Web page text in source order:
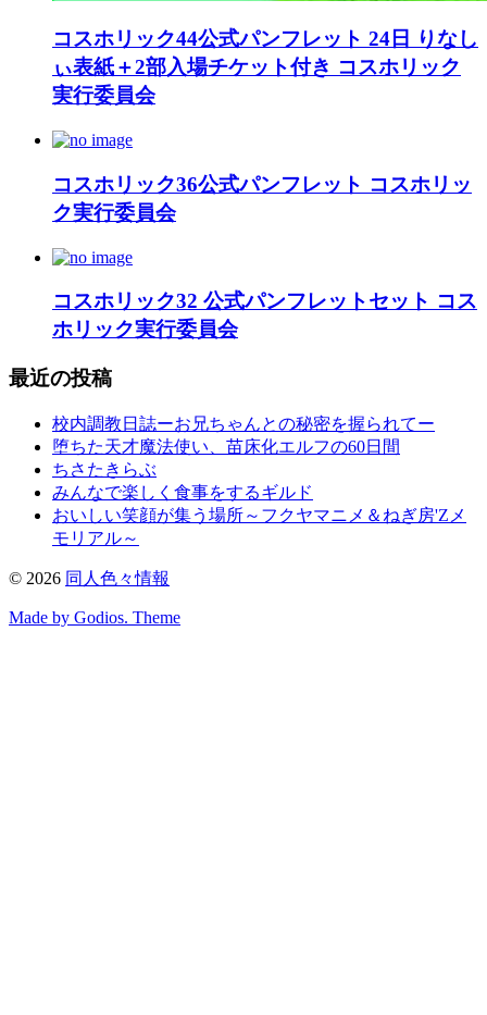
コスホリック44公式パンフレット 24日 りなし
ぃ表紙＋2部入場チケット付き コスホリック
実行委員会
コスホリック36公式パンフレット コスホリッ
ク実行委員会
コスホリック32 公式パンフレットセット コス
ホリック実行委員会
最近の投稿
校内調教日誌ーお兄ちゃんとの秘密を握られてー
堕ちた天才魔法使い、苗床化エルフの60日間
ちさたきらぶ
みんなで楽しく食事をするギルド
おいしい笑顔が集う場所～フクヤマニメ＆ねぎ房'Zメ
モリアル～
© 2026 同人色々情報
Made by Godios. Theme